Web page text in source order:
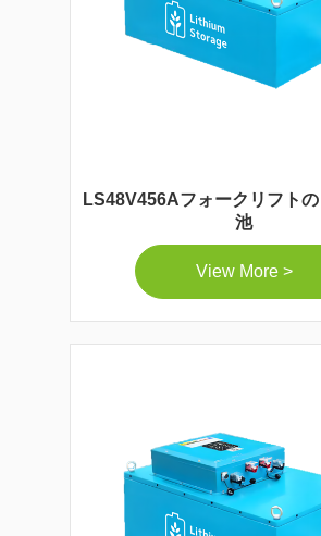
LS48V456Aフォークリフト
池
View More >